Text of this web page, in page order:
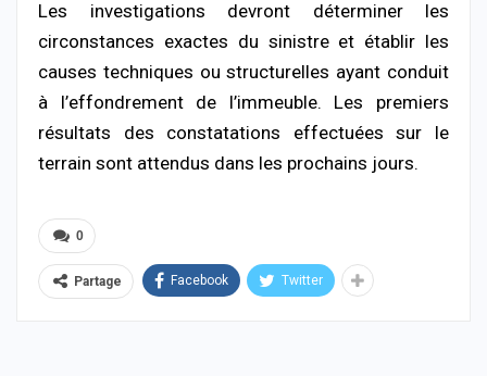
Les investigations devront déterminer les
circonstances exactes du sinistre et établir les
causes techniques ou structurelles ayant conduit
à l’effondrement de l’immeuble. Les premiers
résultats des constatations effectuées sur le
terrain sont attendus dans les prochains jours.
0
Partage Facebook Twitter